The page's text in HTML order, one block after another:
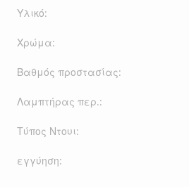
Υλικό:
Χρώμα:
Βαθμός προστασίας:
Λαμπτήρας περ.:
Τύπος Ντουι:
εγγύηση: